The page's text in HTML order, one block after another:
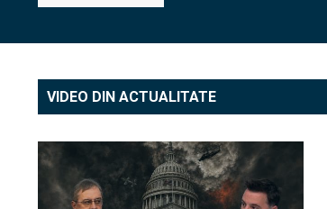
VIDEO DIN ACTUALITATE